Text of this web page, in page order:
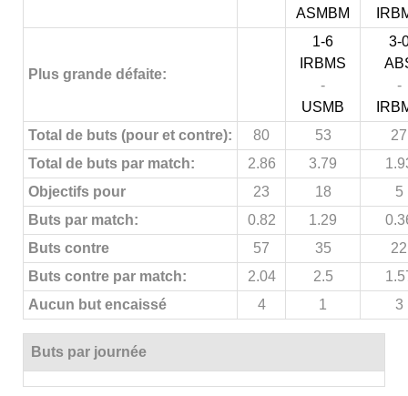
ASMBM
Plus grande défaite:
1-6
IRBMS
-
USMB
3-
-
Total de buts (pour et contre):
80 53
27
Total de buts par match:
2.86 3.79
Objectifs pour
23 18
5
Buts par match:
0.82 1.29
Buts contre
57 35
22
Buts contre par match:
2.04 2.5
Aucun but encaissé
4 1 3
Buts par journée